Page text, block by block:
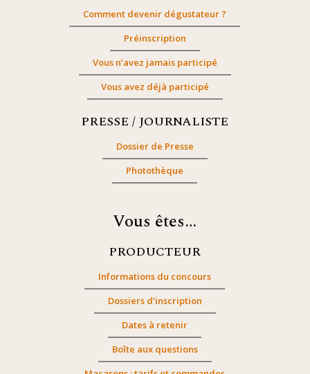
Comment devenir dégustateur ?
Préinscription
Vous n’avez jamais participé
Vous avez déjà participé
PRESSE / JOURNALISTE
Dossier de Presse
Photothèque
Vous êtes…
PRODUCTEUR
Informations du concours
Dossiers d’inscription
Dates à retenir
Boîte aux questions